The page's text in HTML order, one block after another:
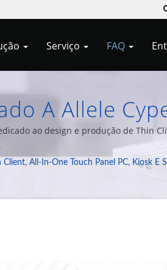
Serviço FAQ
A Allele
PC, Kiosk E
Sua TI Com
Da Allele
ao design e produção de Thin
de computador há mais de 20
All-In-One Touch Panel PC, Kiosk E